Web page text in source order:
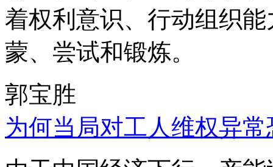
着权利意识、行动组织
蒙、尝试和锻炼。
郭宝胜
为何当局对工人维权异